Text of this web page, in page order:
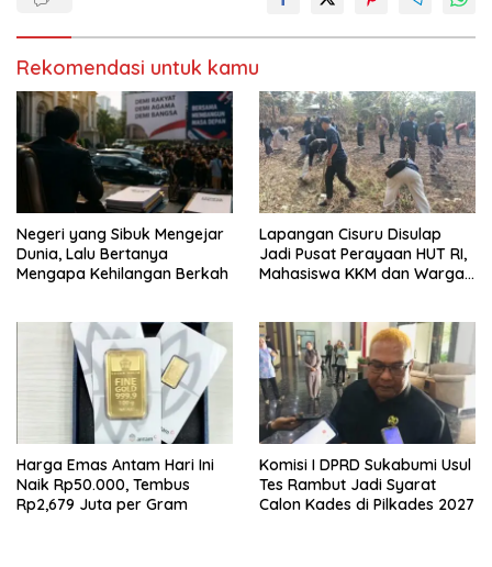
Rekomendasi untuk kamu
Negeri yang Sibuk Mengejar
Dunia, Lalu Bertanya
Mengapa Kehilangan Berkah
Lapangan Cisuru Disulap
Jadi Pusat Perayaan HUT RI,
Mahasiswa KKM dan Warga
Harga Emas Antam Hari Ini
Naik Rp50.000, Tembus
Rp2,679 Juta per Gram
Komisi I DPRD Sukabumi Usul
Tes Rambut Jadi Syarat
Calon Kades di Pilkades 2027